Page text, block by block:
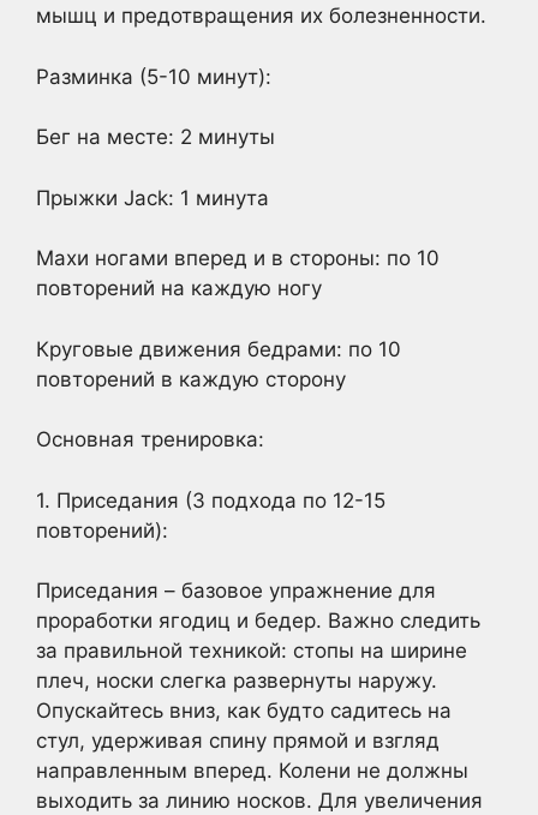
мышц и предотвращения их болезненности.
Разминка (5-10 минут):
Бег на месте: 2 минуты
Прыжки Jack: 1 минута
Махи ногами вперед и в стороны: по 10
повторений на каждую ногу
Круговые движения бедрами: по 10
повторений в каждую сторону
Основная тренировка:
1. Приседания (3 подхода по 12-15
повторений):
Приседания – базовое упражнение для
проработки ягодиц и бедер. Важно следить
за правильной техникой: стопы на ширине
плеч, носки слегка развернуты наружу.
Опускайтесь вниз, как будто садитесь на
стул, удерживая спину прямой и взгляд
направленным вперед. Колени не должны
выходить за линию носков. Для увеличения